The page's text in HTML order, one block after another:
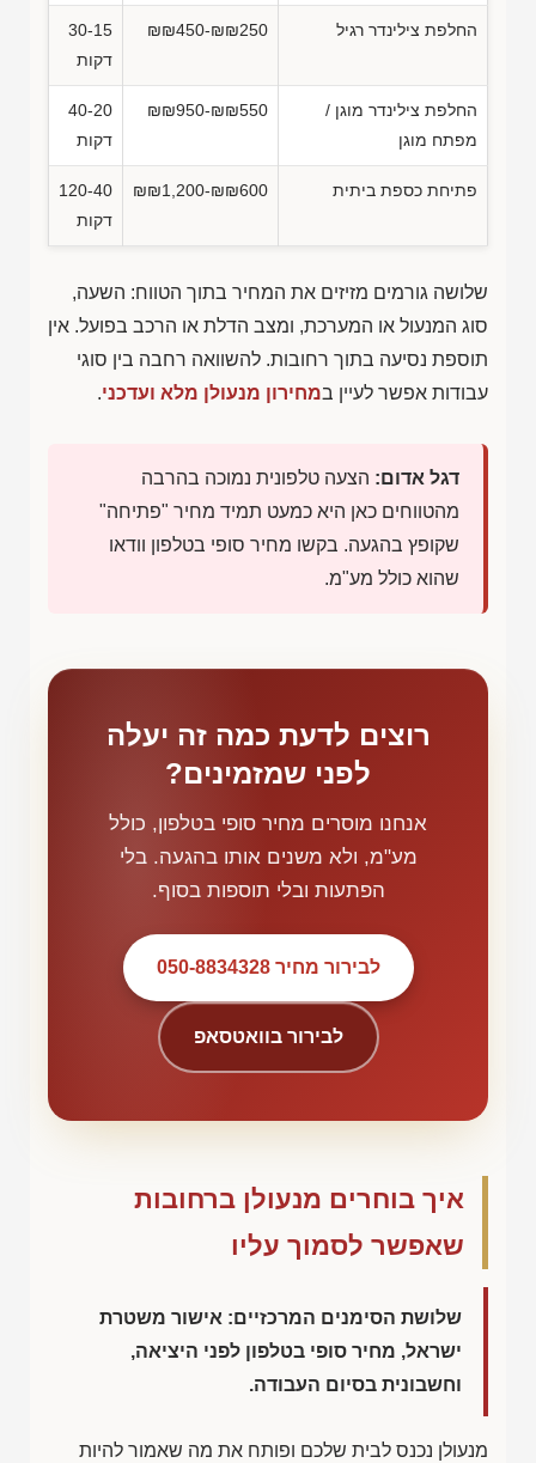
החלפת צילינדר רגיל ₪₪450-₪₪250
30-15
דקות
החלפת צילינדר מוגן /
מפתח מוגן
₪₪950-₪₪550
40-20
דקות
פתיחת כספת ביתית ₪₪1,200-₪₪600
120-40
דקות
שלושה גורמים מזיזים את המחיר בתוך הטווח: השעה,
סוג המנעול או המערכת, ומצב הדלת או הרכב בפועל. אין
תוספת נסיעה בתוך רחובות. להשוואה רחבה בין סוגי
עבודות אפשר לעיין במחירון מנעולן מלא ועדכני.
דגל אדום: הצעה טלפונית נמוכה בהרבה
מהטווחים כאן היא כמעט תמיד מחיר "פתיחה"
שקופץ בהגעה. בקשו מחיר סופי בטלפון וודאו
שהוא כולל מע"מ.
רוצים לדעת כמה זה יעלה
לפני שמזמינים?
אנחנו מוסרים מחיר סופי בטלפון, כולל
מע"מ, ולא משנים אותו בהגעה. בלי
הפתעות ובלי תוספות בסוף.
לבירור מחיר 050-8834328
לבירור בוואטסאפ
איך בוחרים מנעולן ברחובות
שאפשר לסמוך עליו
שלושת הסימנים המרכזיים: אישור משטרת
ישראל, מחיר סופי בטלפון לפני היציאה,
וחשבונית בסיום העבודה.
מנעולן נכנס לבית שלכם ופותח את מה שאמור להיות